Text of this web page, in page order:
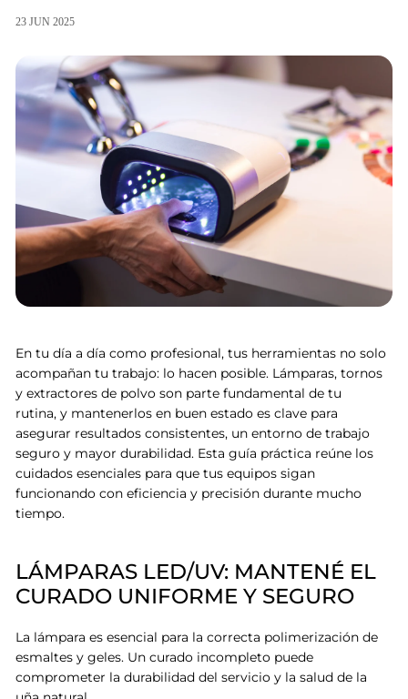
23 JUN 2025
En tu día a día como profesional, tus herramientas no solo
acompañan tu trabajo: lo hacen posible. Lámparas, tornos
y extractores de polvo son parte fundamental de tu
rutina, y mantenerlos en buen estado es clave para
asegurar resultados consistentes, un entorno de trabajo
seguro y mayor durabilidad. Esta guía práctica reúne los
cuidados esenciales para que tus equipos sigan
funcionando con eficiencia y precisión durante mucho
tiempo.
LÁMPARAS LED/UV: MANTENÉ EL
CURADO UNIFORME Y SEGURO
La lámpara es esencial para la correcta polimerización de
esmaltes y geles. Un curado incompleto puede
comprometer la durabilidad del servicio y la salud de la